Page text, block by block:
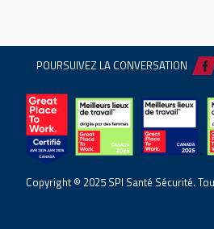
POURSUIVEZ LA CONVERSATION
Copyright © 2025 SPI Santé Sécurité.